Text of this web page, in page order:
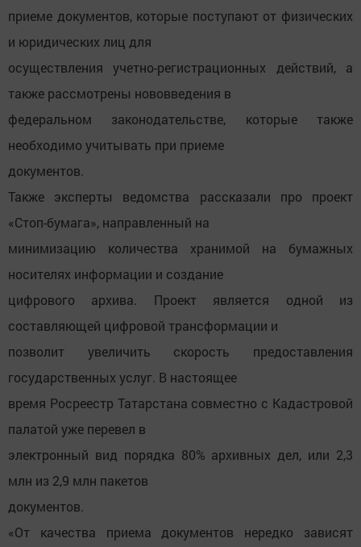
приеме документов, которые поступают от физических
и юридических лиц для
осуществления учетно-регистрационных действий, а
также рассмотрены нововведения в
федеральном законодательстве, которые также
необходимо учитывать при приеме
документов.
Также эксперты ведомства рассказали про проект
«Стоп-бумага», направленный на
минимизацию количества хранимой на бумажных
носителях информации и создание
цифрового архива. Проект является одной из
составляющей цифровой трансформации и
позволит увеличить скорость предоставления
государственных услуг. В настоящее
время Росреестр Татарстана совместно с Кадастровой
палатой уже перевел в
электронный вид порядка 80% архивных дел, или 2,3
млн из 2,9 млн пакетов
документов.
«От качества приема документов нередко зависят